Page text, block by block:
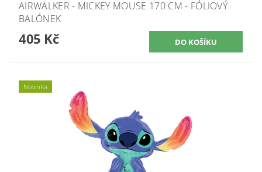
AIRWALKER - MICKEY MOUSE 170 CM - FÓLIOVÝ
BALÓNEK
405 Kč
Novinka